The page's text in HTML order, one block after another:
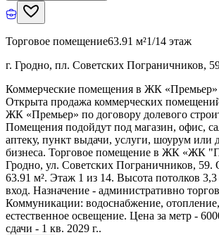
Торговое помещение63.91 м²1/14 этаж
г. Гродно, пл. Советских Пограничников,
Коммерческие помещения в ЖК «Премьер»
Открыта продажа коммерческих
ЖК «Премьер» по договору долевого
Помещения подойдут под магазин, офис,
аптеку, пункт выдачи, услуги, шоурум или
бизнеса. Торговое помещение в ЖК «ЖК
Гродно, ул. Советских Пограничников,
63.91 м². Этаж 1 из 14. Высота потолков
вход. Назначение - административно
Коммуникации: водоснабжение, отопление,
естественное освещение. Цена за метр -
сдачи - 1 кв. 2029 г..